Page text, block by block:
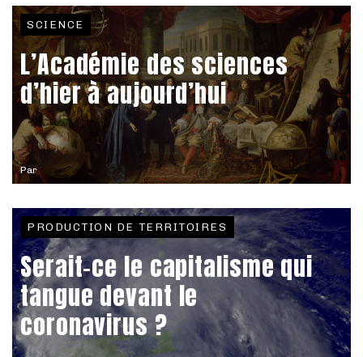
Par
SCIENCE
L’Académie des sciences
d’hier à aujourd’hui
PRODUCTION DE TERRITOIRES
Serait-ce le capitalisme qui
tangue devant le
coronavirus ?